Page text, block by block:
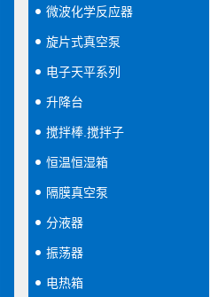
微波化学反应器
旋片式真空泵
电子天平系列
升降台
搅拌棒.搅拌子
恒温恒湿箱
隔膜真空泵
分液器
振荡器
电热箱